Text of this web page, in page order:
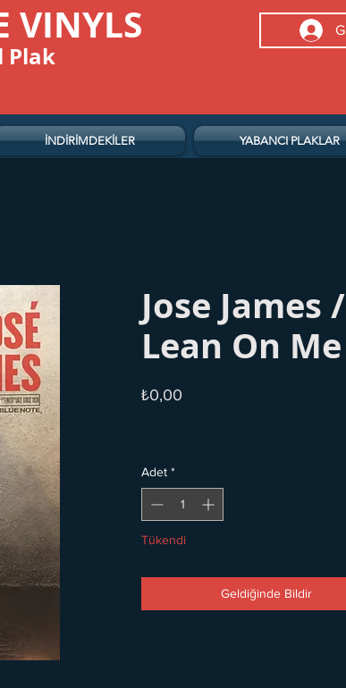
VINYLS
Plak
İNDİRİMDEKİLER YABANCI PLAKLAR
Jose James ‎/
Lean On Me
₺0,00
Adet *
Tükendi
Geldiğinde Bildir